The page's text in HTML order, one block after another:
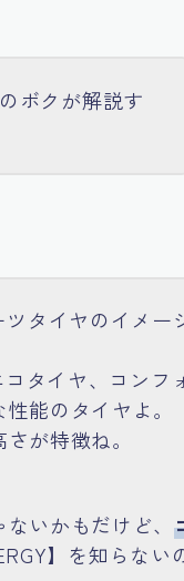
ボクが解説す
タイヤのイメー
タイヤ、コンフ
能のタイヤよ。
が特徴ね。
ないかもだけど、
】を知らない